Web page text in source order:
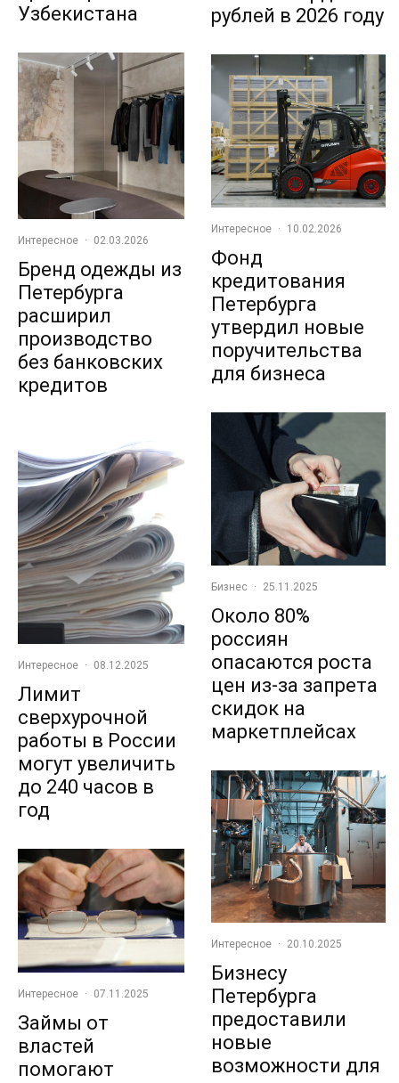
Узбекистана
Интересное · 02.03.2026
Бренд одежды из
Петербурга
расширил
производство
без банковских
кредитов
Интересное · 08.12.2025
Лимит
сверхурочной
работы в России
могут увеличить
до 240 часов в
год
Интересное · 07.11.2025
Займы от
властей
помогают
рублей в 2026 году
Интересное · 10.02.2026
Фонд
кредитования
Петербурга
утвердил новые
поручительства
для бизнеса
Бизнес · 25.11.2025
Около 80%
россиян
опасаются роста
цен из-за запрета
скидок на
маркетплейсах
Интересное · 20.10.2025
Бизнесу
Петербурга
предоставили
новые
возможности для